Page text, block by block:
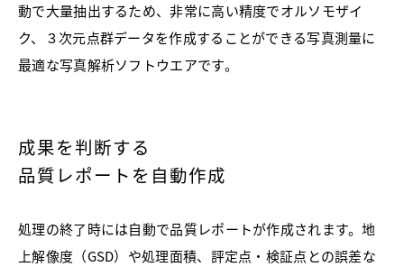
動で大量抽出するため、非常に高い精度でオルソモザイ
ク、３次元点群データを作成することができる写真測量に
最適な写真解析ソフトウエアです。
成果を判断する
品質レポートを自動作成
処理の終了時には自動で品質レポートが作成されます。地
上解像度（GSD）や処理面積、評定点・検証点との誤差な